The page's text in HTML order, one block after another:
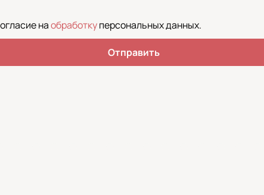
наобработкуперсональных данных.
Отправить